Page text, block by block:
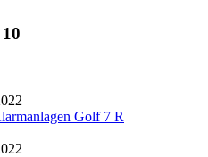
10
Golf 7 R